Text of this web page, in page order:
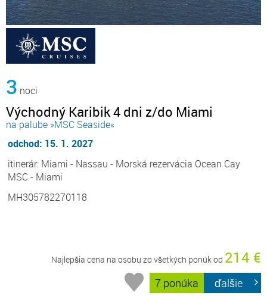
3 noci
Východný Karibik 4 dni z/do Miami
na palube »MSC Seaside«
odchod: 15. 1. 2027
itinerár: Miami - Nassau - Morská rezervácia Ocean Cay
MSC - Miami
MH305782270118
Najlepšia cena na osobu zo všetkých ponúk od 214 €
7 ponúka ďalšie